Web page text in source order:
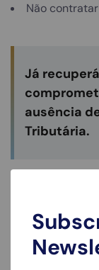
Não
Já
ausência
Tributária.
9.
com a
Sim. Após a